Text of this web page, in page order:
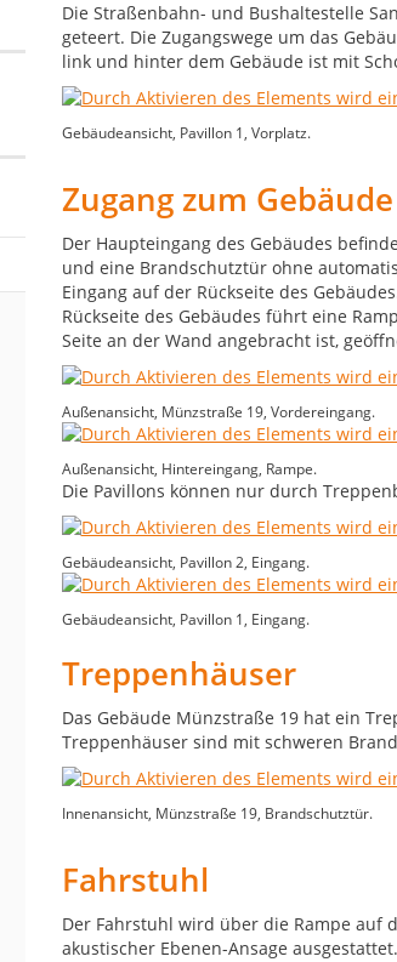
Die Straßenbahn- und Bushaltestelle
geteert. Die Zugangswege um das
link und hinter dem Gebäude ist mit
Gebäudeansicht, Pavillon 1, Vorplatz.
Zugang zum Gebäude
Der Haupteingang des Gebäudes
und eine Brandschutztür ohne
Eingang auf der Rückseite des
Rückseite des Gebäudes führt eine
Seite an der Wand angebracht ist,
Außenansicht, Münzstraße 19, Vordereingang.
Außenansicht, Hintereingang, Rampe.
Die Pavillons können nur durch
Gebäudeansicht, Pavillon 2, Eingang.
Gebäudeansicht, Pavillon 1, Eingang.
Treppenhäuser
Das Gebäude Münzstraße 19 hat ein
Treppenhäuser sind mit schweren
Innenansicht, Münzstraße 19, Brandschutztür.
Fahrstuhl
Der Fahrstuhl wird über die Rampe auf
akustischer Ebenen-Ansage